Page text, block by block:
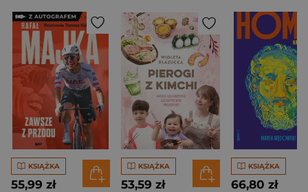
KSIĄŻKA
55,99 zł
KSIĄŻKA
53,59 zł
KSIĄŻKA
66,80 zł